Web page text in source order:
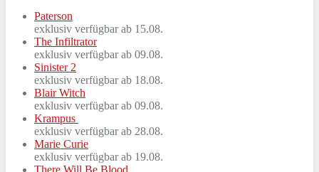
Paterson
exklusiv verfügbar ab 15.08.
The Infiltrator
exklusiv verfügbar ab 09.08.
Sinister 2
exklusiv verfügbar ab 18.08.
Blair Witch
exklusiv verfügbar ab 09.08.
Krampus
exklusiv verfügbar ab 28.08.
Marie Curie
exklusiv verfügbar ab 19.08.